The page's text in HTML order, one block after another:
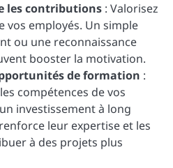
les contributions : Valorisez
vos employés. Un simple
ou une reconnaissance
booster la motivation.
de formation :
compétences de vos
investissement à long
leur expertise et les
à des projets plus